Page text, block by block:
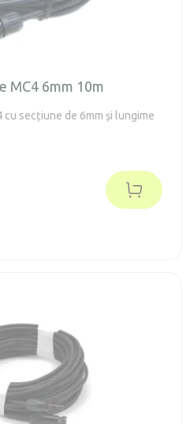
MC4 6mm 10m
secțiune de 6mm și lungime